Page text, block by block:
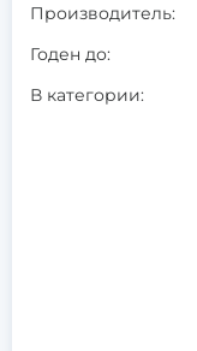
Производитель:
Годен до:
В категории: